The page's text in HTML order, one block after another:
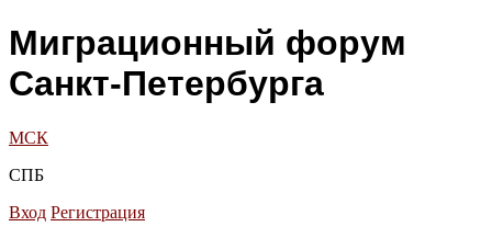
Миграционный форум
Санкт-Петербурга
МСК
СПБ
Вход Регистрация